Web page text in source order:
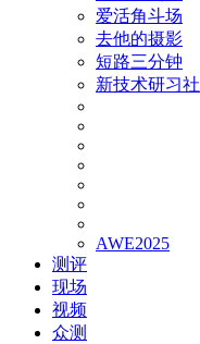
爱活角斗场
去他的摄影
短路三分钟
新技术研习社
AWE2025
测评
现场
视频
众测